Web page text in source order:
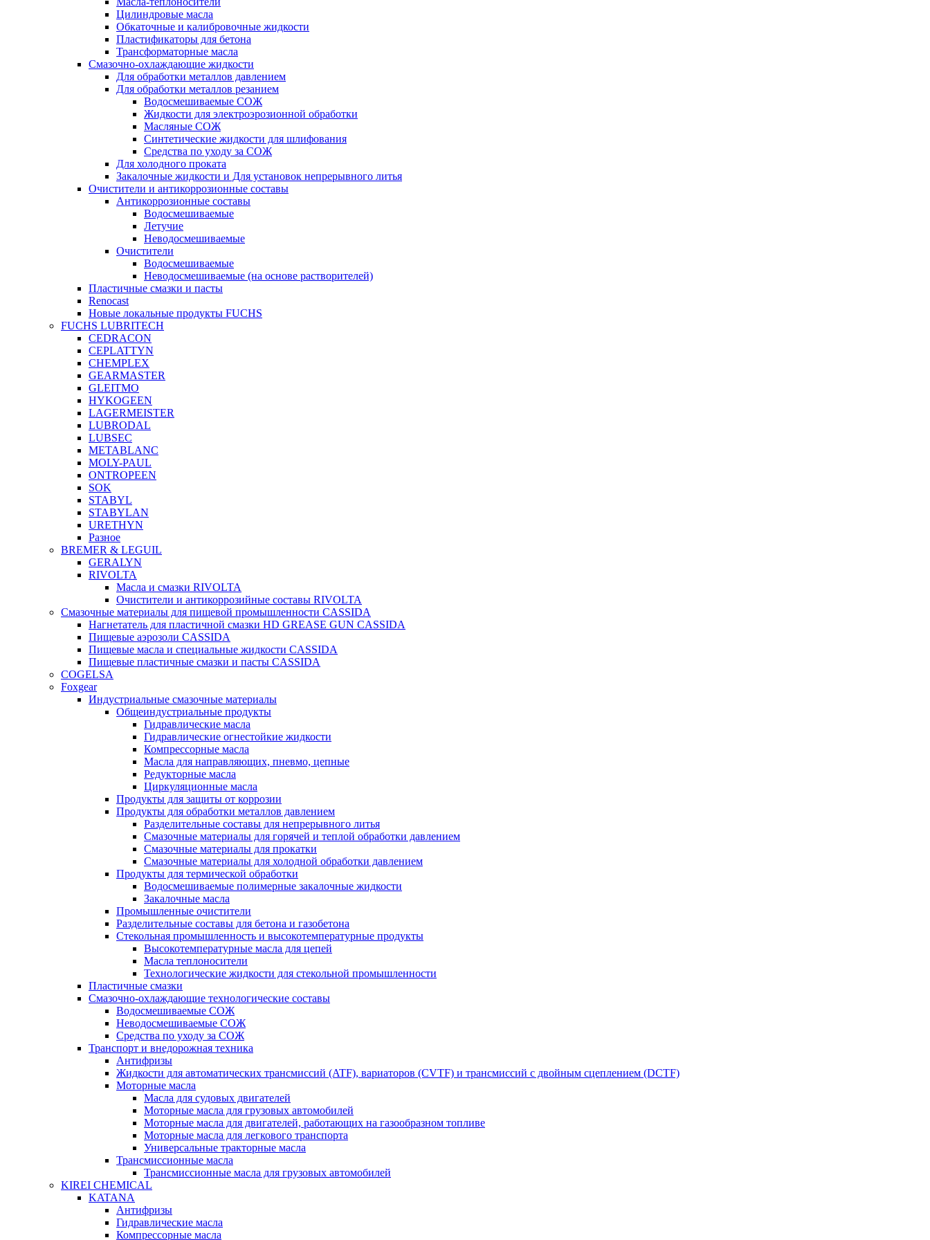
Цилиндровые масла
Обкаточные и калибровочные жидкости
Пластификаторы для бетона
Трансформаторные масла
Смазочно-охлаждающие жидкости
Для обработки металлов давлением
Для обработки металлов резанием
Водосмешиваемые СОЖ
Жидкости для электроэрозионной обработки
Масляные СОЖ
Синтетические жидкости для шлифования
Средства по уходу за СОЖ
Для холодного проката
Закалочные жидкости и Для установок непрерывного литья
Очистители и антикоррозионные составы
Антикоррозионные составы
Водосмешиваемые
Летучие
Неводосмешиваемые
Очистители
Водосмешиваемые
Неводосмешиваемые (на основе растворителей)
Пластичные смазки и пасты
Renocast
Новые локальные продукты FUCHS
FUCHS LUBRITECH
CEDRACON
CEPLATTYN
CHEMPLEX
GEARMASTER
GLEITMO
HYKOGEEN
LAGERMEISTER
LUBRODAL
LUBSEC
METABLANC
MOLY-PAUL
ONTROPEEN
SOK
STABYL
STABYLAN
URETHYN
Разное
BREMER & LEGUIL
GERALYN
RIVOLTA
Масла и смазки RIVOLTA
Очистители и антикоррозийные составы RIVOLTA
Смазочные материалы для пищевой промышленности CASSIDA
Нагнетатель для пластичной смазки HD GREASE GUN CASSIDA
Пищевые аэрозоли CASSIDA
Пищевые масла и специальные жидкости CASSIDA
Пищевые пластичные смазки и пасты CASSIDA
COGELSA
Foxgear
Индустриальные смазочные материалы
Общеиндустриальные продукты
Гидравлические масла
Гидравлические огнестойкие жидкости
Компрессорные масла
Масла для направляющих, пневмо, цепные
Редукторные масла
Циркуляционные масла
Продукты для защиты от коррозии
Продукты для обработки металлов давлением
Разделительные составы для непрерывного литья
Смазочные материалы для горячей и теплой обработки давлением
Смазочные материалы для прокатки
Смазочные материалы для холодной обработки давлением
Продукты для термической обработки
Водосмешиваемые полимерные закалочные жидкости
Закалочные масла
Промышленные очистители
Разделительные составы для бетона и газобетона
Стекольная промышленность и высокотемпературные продукты
Высокотемпературные масла для цепей
Масла теплоносители
Технологические жидкости для стекольной промышленности
Пластичные смазки
Смазочно-охлаждающие технологические составы
Водосмешиваемые СОЖ
Неводосмешиваемые СОЖ
Средства по уходу за СОЖ
Транспорт и внедорожная техника
Антифризы
Жидкости для автоматических трансмиссий (ATF), вариаторов (CVTF) и трансмиссий с двойным сцеплением (DCTF)
Моторные масла
Масла для судовых двигателей
Моторные масла для грузовых автомобилей
Моторные масла для двигателей, работающих на газообразном топливе
Моторные масла для легкового транспорта
Универсальные тракторные масла
Трансмиссионные масла
Трансмиссионные масла для грузовых автомобилей
KIREI CHEMICAL
KATANA
Антифризы
Гидравлические масла
Компрессорные масла